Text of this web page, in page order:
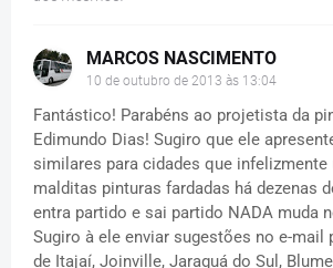
MARCOS NASCIMENTO
10 de outubro de 2013 às 13:04
Fantástico! Parabéns ao projetista da
Edimundo Dias! Sugiro que ele
similares para cidades que infelizmente
malditas pinturas fardadas há dezenas
entra partido e sai partido NADA muda
Sugiro à ele enviar sugestões no e-mail
de Itajaí, Joinville, Jaraguá do Sul,